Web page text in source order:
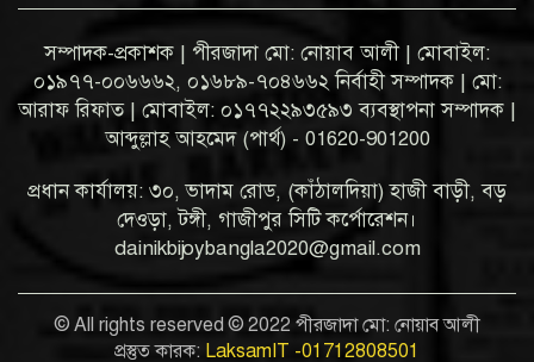
সম্পাদক-প্রকাশক | পীরজাদা মো: নোয়াব আলী | মোবাইল:
০১৯৭৭-০০৬৬৬২, ০১৬৮৯-৭০৪৬৬২ নির্বাহী সম্পাদক | মো:
আরাফ রিফাত | মোবাইল: ০১৭৭২২৯৩৫৯৩ ব্যবস্থাপনা সম্পাদক |
আব্দুল্লাহ আহমেদ (পার্থ) - 01620-901200
প্রধান কার্যালয়: ৩০, ভাদাম রোড, (কাঁঠালদিয়া) হাজী বাড়ী, বড়
দেওড়া, টঙ্গী, গাজীপুর সিটি কর্পোরেশন।
dainikbijoybangla2020@gmail.com
© All rights reserved © 2022 পীরজাদা মো: নোয়াব আলী
প্রস্তুত কারক: LaksamIT -01712808501